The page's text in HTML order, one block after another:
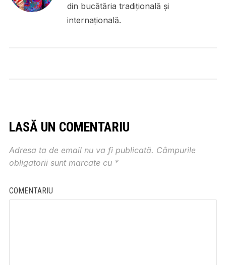
din bucătăria tradițională și
internațională.
LASĂ UN COMENTARIU
Adresa ta de email nu va fi publicată. Câmpurile
obligatorii sunt marcate cu *
COMENTARIU